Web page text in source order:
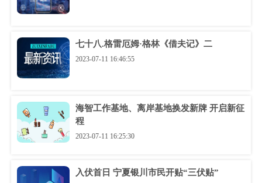
七十八.格雷厄姆·格林《借夫记》二
2023-07-11 16:46:55
海智工作基地、离岸基地换发新牌 开启新征
程
2023-07-11 16:25:30
入伏首日 宁夏银川市民开贴“三伏贴”